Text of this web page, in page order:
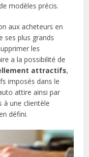
modèles précis.
aux acheteurs en
ses plus grands
les
a la possibilité de
attractifs,
imposés dans le
attire ainsi par
à une clientèle
défini.